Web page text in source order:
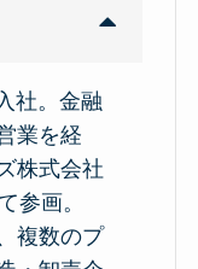
社。金融
業を経
株式会社
参画。
複数のプ